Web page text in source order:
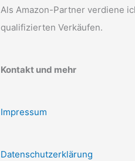
Als Amazon-Partner verdiene
qualifizierten Verkäufen.
Kontakt und mehr
Impressum
Datenschutzerklärung